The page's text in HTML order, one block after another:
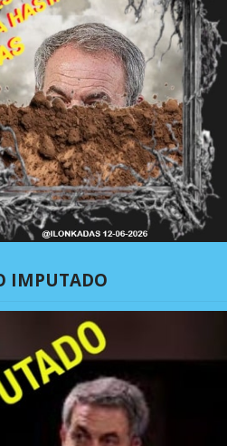
IMPUTADO